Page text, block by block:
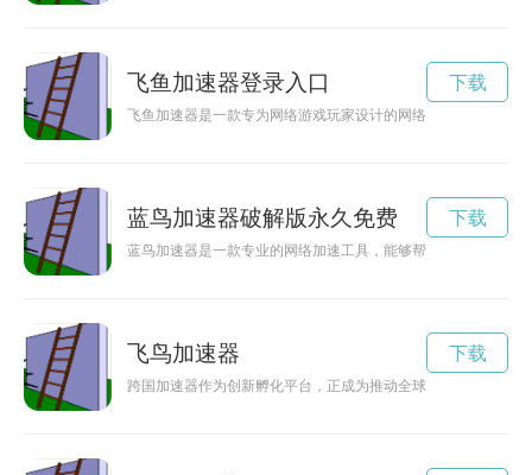
飞鱼加速器登录入口
飞鱼加速器是一款专为网络游戏玩家设计的网络加速器，通过
下载
蓝鸟加速器破解版永久免费
蓝鸟加速器是一款专业的网络加速工具，能够帮助用户轻松畅
下载
飞鸟加速器
跨国加速器作为创新孵化平台，正成为推动全球科技领域合作
下载